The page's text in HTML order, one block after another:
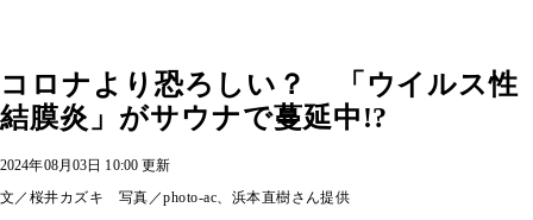
コロナより恐ろしい？ 「ウイルス性
結膜炎」がサウナで蔓延中!?
2024年08月03日 10:00 更新
文／桜井カズキ 写真／photo-ac、浜本直樹さん提供